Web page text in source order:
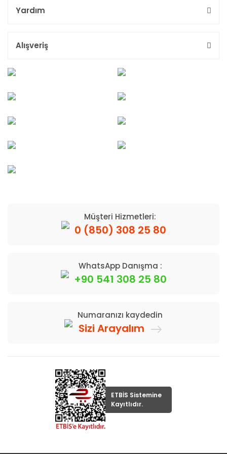
Yardım
Alışveriş
Müşteri Hizmetleri:
0 (850) 308 25 80
WhatsApp Danışma :
+90 541 308 25 80
Numaranızı kaydedin
Sizi Arayalım
ETBİS Sistemine
Kayıtlıdır.